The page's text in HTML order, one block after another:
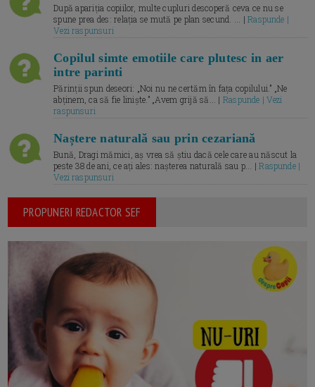
După apariția copiilor, multe cupluri descoperă ceva ce nu se
spune prea des: relația se mută pe plan secund. ... |Raspunde |
Vezi raspunsuri
Copilul simte emotiile care plutesc in aer
intre parinti
Părinții spun deseori: „Noi nu ne certăm în fața copilului.” „Ne
abținem, ca să fie liniște.” „Avem grijă să... | Raspunde | Vezi
raspunsuri
Naștere naturală sau prin cezariană
Bună, Dragi mămici, aș vrea să știu dacă cele care au născut la
peste 38 de ani, ce ați ales: nașterea naturală sau p... |Raspunde |
Vezi raspunsuri
PROPUNERI REDACTOR SEF